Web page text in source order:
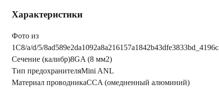
Характеристики
Фото из
1С8/a/d/5/
Сечение (калибр)8GA (8 мм2)
Тип предохранителяMini ANL
Материал проводникаCCA (омедненный алюминий)